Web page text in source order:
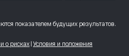
показателем будущих результатов.
о рисках Условия и положения